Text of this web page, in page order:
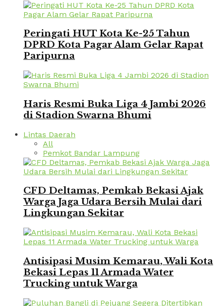
Peringati HUT Kota Ke-25 Tahun
DPRD Kota Pagar Alam Gelar Rapat
Paripurna
Haris Resmi Buka Liga 4 Jambi 2026
di Stadion Swarna Bhumi
Lintas Daerah
All
Pemkot Bandar Lampung
CFD Deltamas, Pemkab Bekasi Ajak
Warga Jaga Udara Bersih Mulai dari
Lingkungan Sekitar
Antisipasi Musim Kemarau, Wali Kota
Bekasi Lepas 11 Armada Water
Trucking untuk Warga